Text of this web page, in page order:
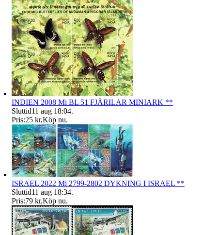
INDIEN 2008 Mi BL 51 FJÄRILAR MINIARK **
Sluttid11 aug 18:04.
Pris:25 kr,Köp nu.
ISRAEL 2022 Mi 2799-2802 DYKNING I ISRAEL **
Sluttid11 aug 18:34.
Pris:79 kr,Köp nu.